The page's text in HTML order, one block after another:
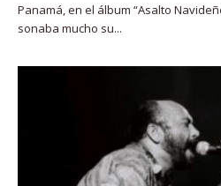
Panamá, en el álbum “Asalto
sonaba mucho su...